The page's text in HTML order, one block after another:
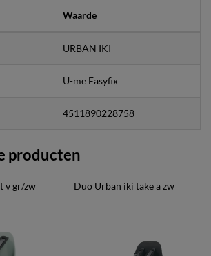
Waarde
URBAN IKI
U-me Easyfix
4511890228758
producten
v gr/zw Duo Urban iki take a zw